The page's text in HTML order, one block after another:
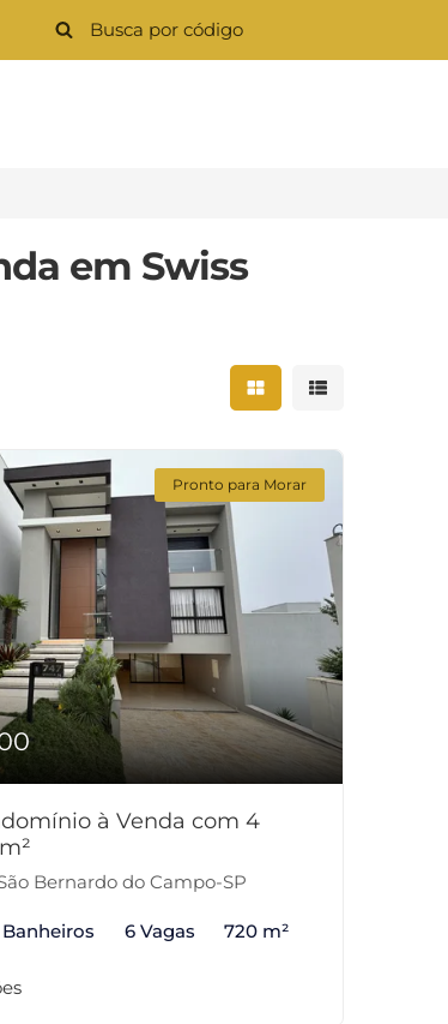
em Swiss
Mostrar resultados
Mostrar
Pronto para Morar
à Venda com 4
Bernardo do Campo-SP
6 Vagas 720 m²